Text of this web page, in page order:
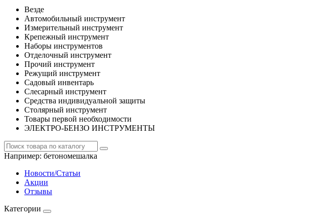
Везде
Автомобильный инструмент
Измерительный инструмент
Крепежный инструмент
Наборы инструментов
Отделочный инструмент
Прочий инструмент
Режущий инструмент
Садовый инвентарь
Слесарный инструмент
Средства индивидуальной защиты
Столярный инструмент
Товары первой необходимости
ЭЛЕКТРО-БЕНЗО ИНСТРУМЕНТЫ
Например: бетономешалка
Новости/Статьи
Акции
Отзывы
Категории